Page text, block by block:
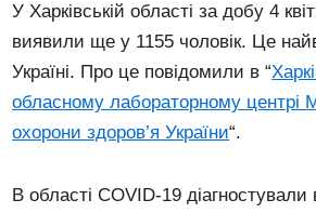
У Харківській області за добу 4
виявили ще у 1155 чоловік. Це
Україні. Про це повідомили в “
обласному лабораторному центрі
охорони здоров’я України“.
В області COVID-19